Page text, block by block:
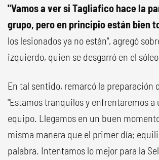
"Vamos a ver si Tagliafico hace la
grupo, pero en principio están bien
los lesionados ya no están", agregó
izquierdo, quien se desgarró en el
En tal sentido, remarcó la preparación
"Estamos tranquilos y enfrentaremos a
equipo. Llegamos en un buen
misma manera que el primer día;
palabra. Intentamos lo mejor para la